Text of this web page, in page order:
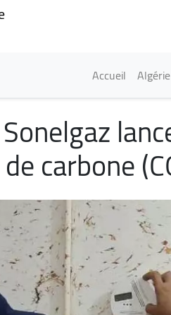
Main
Accueil Algérie
carbone